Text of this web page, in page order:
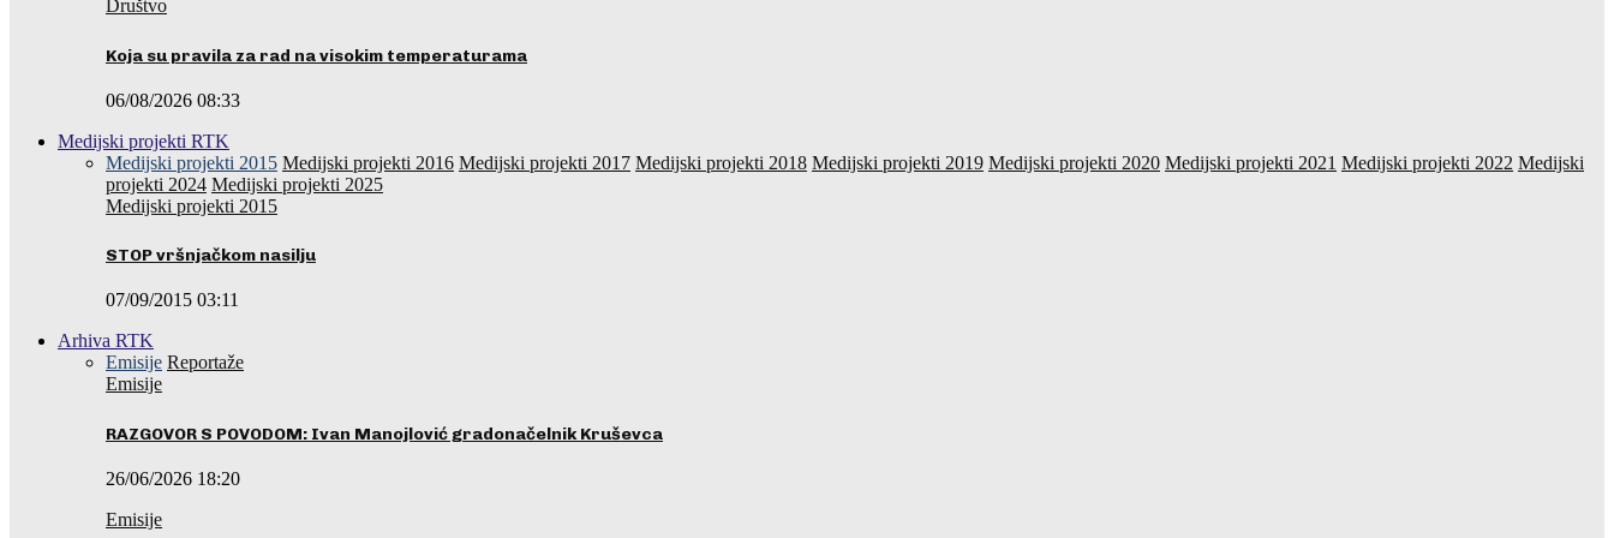
Društvo
Koja su pravila za rad na visokim temperaturama
06/08/2026 08:33
Medijski projekti RTK
Medijski projekti 2015 Medijski projekti 2016 Medijski projekti 2017 Medijski projekti 2018 Medijski projekti 2019 Medijski projekti 2020 Medijski projekti 2021 Medijski projekti 2022 Medijski
projekti 2024 Medijski projekti 2025
Medijski projekti 2015
STOP vršnjačkom nasilju
07/09/2015 03:11
Arhiva RTK
Emisije Reportaže
Emisije
RAZGOVOR S POVODOM: Ivan Manojlović gradonačelnik Kruševca
26/06/2026 18:20
Emisije